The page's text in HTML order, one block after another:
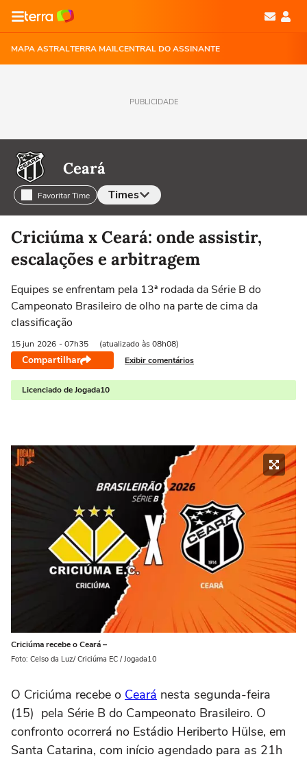
MAPA ASTRALTERRA MAILCENTRAL DO ASSINANTE
PUBLICIDADE
Ceará
Favoritar Time Times
Selecione o time para ver as notícias
Criciúma x Ceará: onde assistir,
escalações e arbitragem
Equipes se enfrentam pela 13ª rodada da Série B do
Campeonato Brasileiro de olho na parte de cima da
classificação
15 jun 2026 - 07h35 (atualizado às 08h08)
Compartilhar Exibir comentários
Licenciado de Jogada10
Criciúma recebe o Ceará –
Foto: Celso da Luz/ Criciúma EC / Jogada10
O Criciúma recebe o Ceará nesta segunda-feira
(15) pela Série B do Campeonato Brasileiro. O
confronto ocorrerá no Estádio Heriberto Hülse, em
Santa Catarina, com início agendado para as 21h